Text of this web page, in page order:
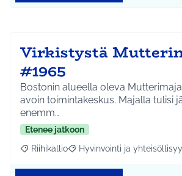
Virkistystä
#1965
Bostonin alueella oleva
avoin toimintakeskus. Majalla tulisi
enemm…
Etenee jatkoon
Rajaa tulokset aihepiirin mukaan:
Riihikallio Rajaa tulokset teeman
Hyvinvointi ja